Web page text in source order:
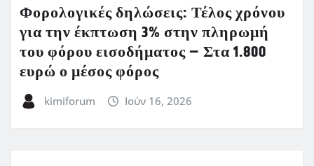
Φορολογικές δηλώσεις: Τέλος χρόνου
για την έκπτωση 3% στην πληρωμή
του φόρου εισοδήματος – Στα 1.800
ευρώ ο μέσος φόρος
kimiforum Ιούν 16, 2026